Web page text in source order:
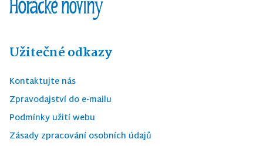
Užitečné odkazy
Kontaktujte nás
Zpravodajství do e-mailu
Podmínky užití webu
Zásady zpracování osobních údajů